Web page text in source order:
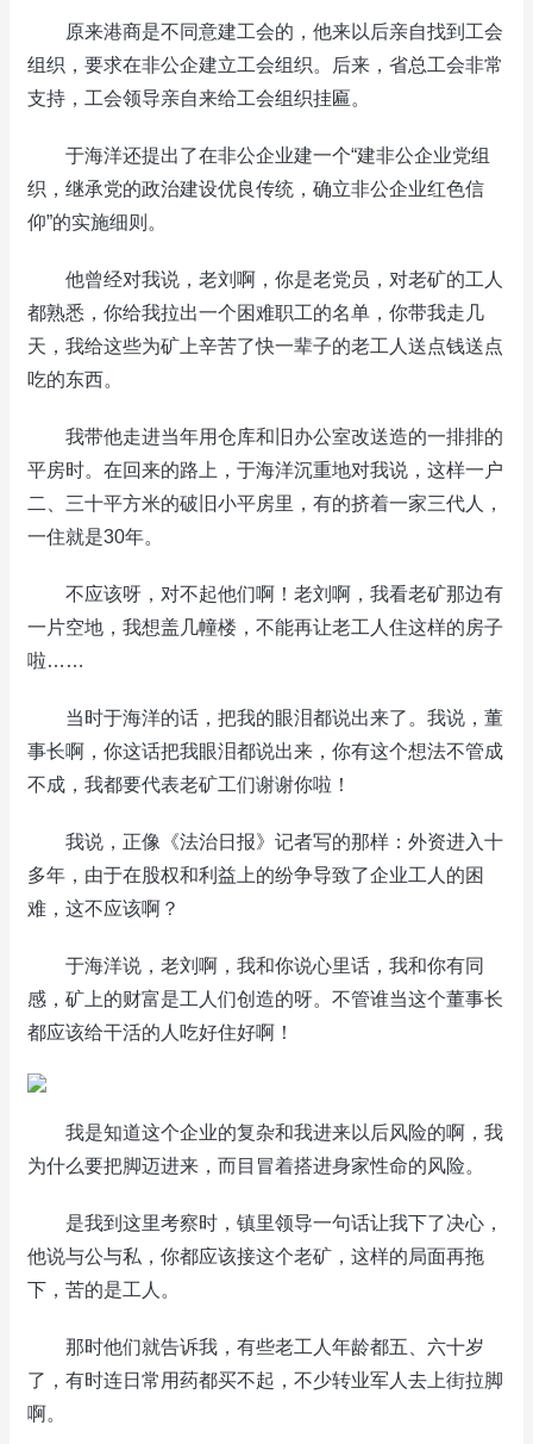
原来港商是不同意建工会的，他来以后亲自找到工会
组织，要求在非公企建立工会组织。后来，省总工会非常
支持，工会领导亲自来给工会组织挂匾。
于海洋还提出了在非公企业建一个“建非公企业党组
织，继承党的政治建设优良传统，确立非公企业红色信
仰”的实施细则。
他曾经对我说，老刘啊，你是老党员，对老矿的工人
都熟悉，你给我拉出一个困难职工的名单，你带我走几
天，我给这些为矿上辛苦了快一辈子的老工人送点钱送点
吃的东西。
我带他走进当年用仓库和旧办公室改送造的一排排的
平房时。在回来的路上，于海洋沉重地对我说，这样一户
二、三十平方米的破旧小平房里，有的挤着一家三代人，
一住就是30年。
不应该呀，对不起他们啊！老刘啊，我看老矿那边有
一片空地，我想盖几幢楼，不能再让老工人住这样的房子
啦……
当时于海洋的话，把我的眼泪都说出来了。我说，董
事长啊，你这话把我眼泪都说出来，你有这个想法不管成
不成，我都要代表老矿工们谢谢你啦！
我说，正像《法治日报》记者写的那样：外资进入十
多年，由于在股权和利益上的纷争导致了企业工人的困
难，这不应该啊？
于海洋说，老刘啊，我和你说心里话，我和你有同
感，矿上的财富是工人们创造的呀。不管谁当这个董事长
都应该给干活的人吃好住好啊！
我是知道这个企业的复杂和我进来以后风险的啊，我
为什么要把脚迈进来，而目冒着搭进身家性命的风险。
是我到这里考察时，镇里领导一句话让我下了决心，
他说与公与私，你都应该接这个老矿，这样的局面再拖
下，苦的是工人。
那时他们就告诉我，有些老工人年龄都五、六十岁
了，有时连日常用药都买不起，不少转业军人去上街拉脚
啊。